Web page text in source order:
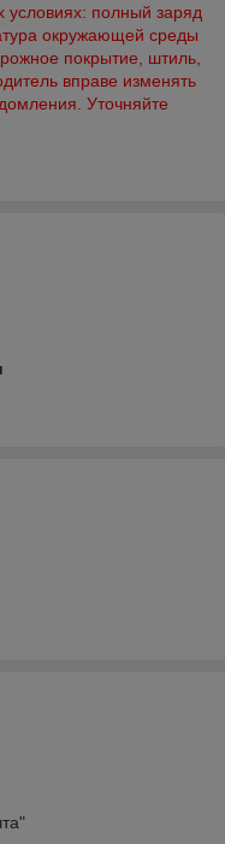
полный заряд
окружающей среды
покрытие, штиль,
вправе изменять
Уточняйте